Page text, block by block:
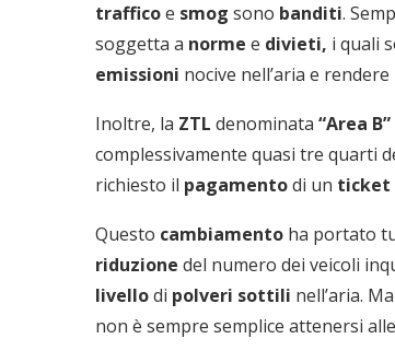
trafficoe smog sono banditi.
soggetta a norme e divieti, i quali
emissioni nocive nell’aria e rendere
Inoltre, la ZTL denominata “Area B”
complessivamente quasi tre quarti
richiesto il pagamentodi un ticket
Questo cambiamento ha portato
riduzione del numero dei veicoli
livellodi polveri sottili nell’aria.
non è sempre semplice attenersi